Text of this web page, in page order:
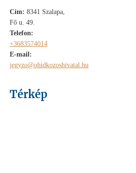
Cím: 8341 Szalapa,
Fő u. 49.
Telefon:
+3683574014
E-mail:
jegyzo@ohidkozoshivatal.hu
Térkép